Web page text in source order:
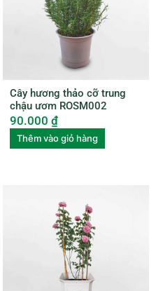
Cây hương thảo cỡ trung
chậu ươm ROSM002
90.000 ₫
Thêm vào giỏ hàng